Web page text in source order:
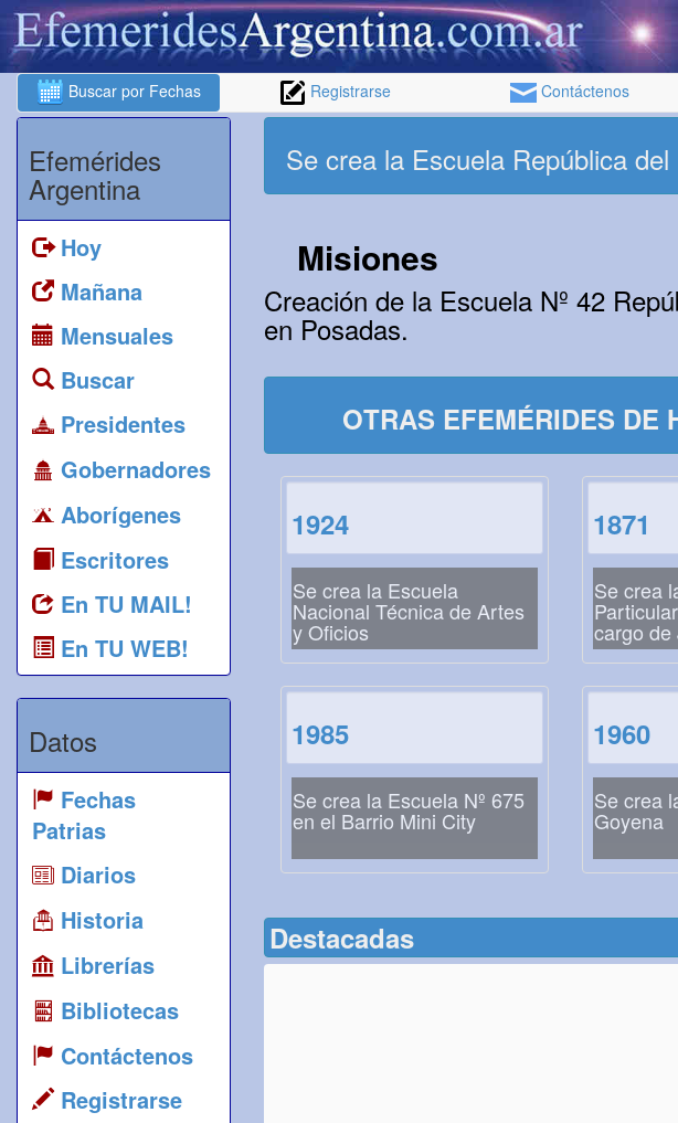
Buscar por Fechas Registrarse Contáctenos
Efemérides
Argentina
Hoy
Mañana
Mensuales
Buscar
Presidentes
Gobernadores
Aborígenes
Escritores
En TU MAIL!
En TU WEB!
Datos
Fechas
Patrias
Diarios
Historia
Librerías
Bibliotecas
Contáctenos
Registrarse
Se crea la Escuela República del
Misiones
Creación de la Escuela Nº 42
en Posadas.
OTRAS EFEMÉRIDES DE
1924
Se crea la Escuela
Nacional Técnica de Artes
y Oficios
1871
Se crea
cargo de
1985
Se crea la Escuela Nº 675
en el Barrio Mini City
1960
Se crea
Goyena
Destacadas